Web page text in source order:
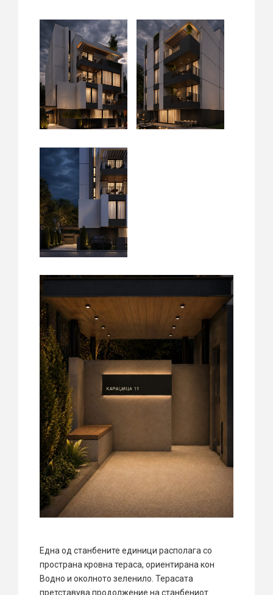
Една од станбените единици располага со
пространа кровна тераса, ориентирана кон
Водно и околното зеленило. Терасата
претставува продолжение на станбениот